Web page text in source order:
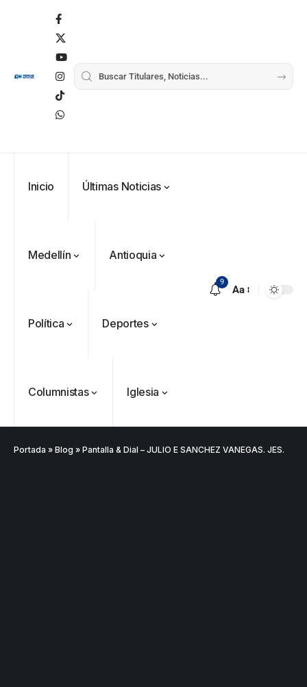
Inicio Últimas Noticias
Medellín Antioquia
Política Deportes
Columnistas Iglesia
9
Aa
Portada » Blog » Pantalla & Dial – JULIO E SANCHEZ VANEGAS. JES.